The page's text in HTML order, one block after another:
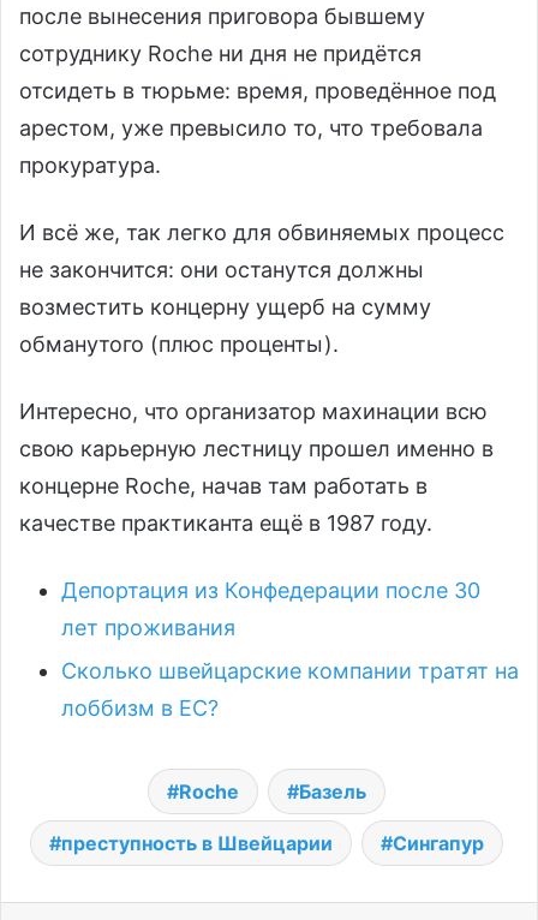
после вынесения приговора бывшему
сотруднику Roche ни дня не придётся
отсидеть в тюрьме: время, проведённое под
арестом, уже превысило то, что требовала
прокуратура.
И всё же, так легко для обвиняемых процесс
не закончится: они останутся должны
возместить концерну ущерб на сумму
обманутого (плюс проценты).
Интересно, что организатор махинации всю
свою карьерную лестницу прошел именно в
концерне Roche, начав там работать в
качестве практиканта ещё в 1987 году.
Депортация из Конфедерации после 30
лет проживания
Сколько швейцарские компании тратят на
лоббизм в ЕС?
Roche Базель
преступность в Швейцарии Сингапур